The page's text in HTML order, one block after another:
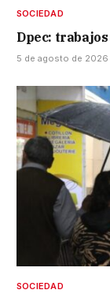
SOCIEDAD
Dpec:
5 de agosto de 2026
SOCIEDAD